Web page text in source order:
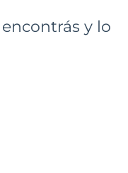
y lo